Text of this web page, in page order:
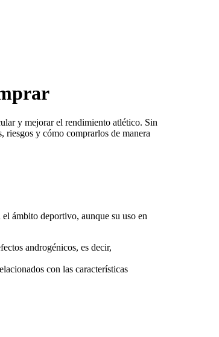
y mejorar el rendimiento atlético. Sin
riesgos y cómo comprarlos de manera
ámbito deportivo, aunque su uso en
androgénicos, es decir,
con las características